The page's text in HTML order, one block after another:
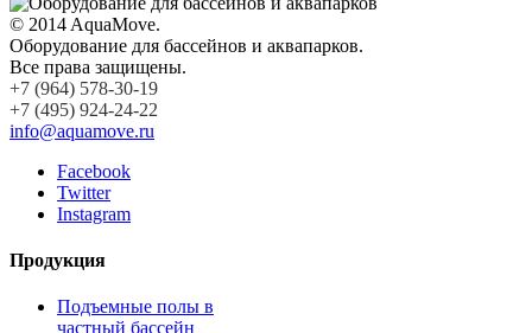
© 2014 AquaMove.
Оборудование для бассейнов и аквапарков.
Все права защищены.
+7 (964) 578-30-19
+7 (495) 924-24-22
info@aquamove.ru
Facebook
Twitter
Instagram
Продукция
Подъемные полы в
частный бассейн